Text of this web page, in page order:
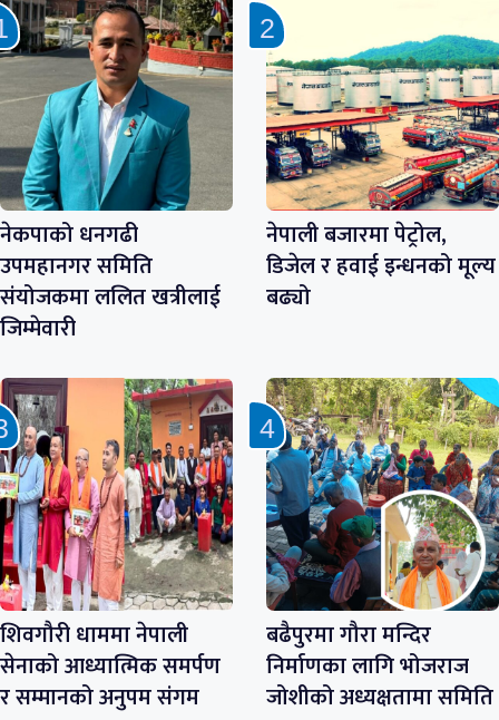
नेकपाको धनगढी
उपमहानगर समिति
संयोजकमा ललित खत्रीलाई
जिम्मेवारी
नेपाली बजारमा पेट्रोल,
डिजेल र हवाई इन्धनको मूल्य
बढ्यो
शिवगौरी धाममा नेपाली
सेनाको आध्यात्मिक समर्पण
र सम्मानको अनुपम संगम
बढैपुरमा गौरा मन्दिर
निर्माणका लागि भोजराज
जोशीको अध्यक्षतामा समिति